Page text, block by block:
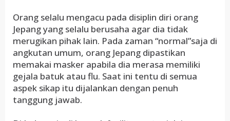
Orang selalu mengacu pada disiplin diri orang
Jepang yang selalu berusaha agar dia tidak
merugikan pihak lain. Pada zaman “normal”saja di
angkutan umum, orang Jepang dipastikan
memakai masker apabila dia merasa memiliki
gejala batuk atau flu. Saat ini tentu di semua
aspek sikap itu dijalankan dengan penuh
tanggung jawab.